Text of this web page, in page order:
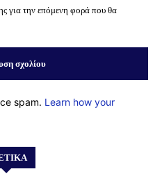
για την επόμενη φορά που θα
spam. Learn how your